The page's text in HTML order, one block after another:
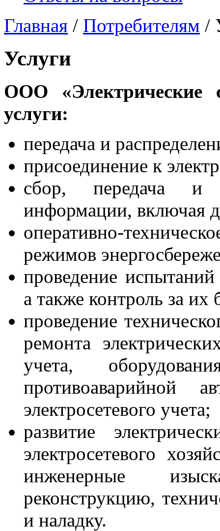
Главная / Потребителям /
Услуги
ООО «Электрические
услуги:
передача и
присоединение к
сбор, передача и
информации, включая
оперативно-
режимов
проведение
а также контроль за их
проведение
ремонта
учета,
противоаварийной
электросетевого учета;
развитие
электросетевого
инженерные
реконструкцию,
и наладку.